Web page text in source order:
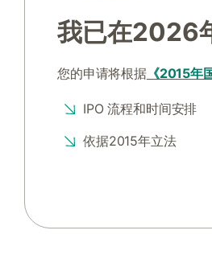
我已在2026
您的申请将根据《2015年
IPO 流程和时间安排
依据2015年立法